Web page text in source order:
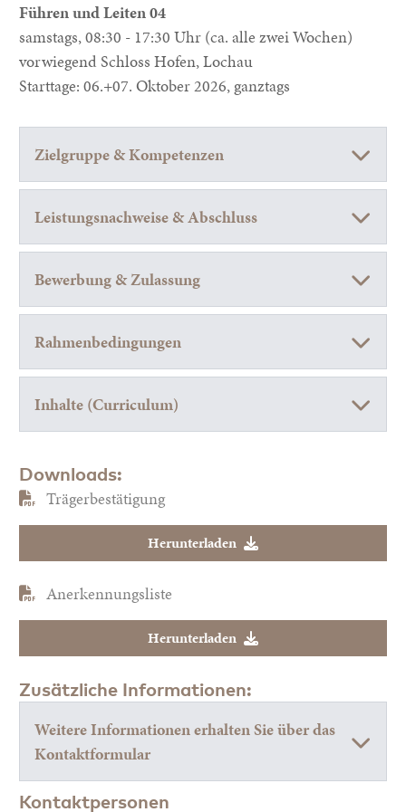
Führen und Leiten 04
samstags, 08:30 - 17:30 Uhr (ca. alle zwei Wochen)
vorwiegend Schloss Hofen, Lochau
Starttage: 06.+07. Oktober 2026, ganztags
Zielgruppe & Kompetenzen
Leistungsnachweise & Abschluss
Bewerbung & Zulassung
Rahmenbedingungen
Inhalte (Curriculum)
Downloads:
Trägerbestätigung
Herunterladen
Anerkennungsliste
Herunterladen
Zusätzliche Informationen:
Weitere Informationen erhalten Sie über das
Kontaktformular
Kontaktpersonen